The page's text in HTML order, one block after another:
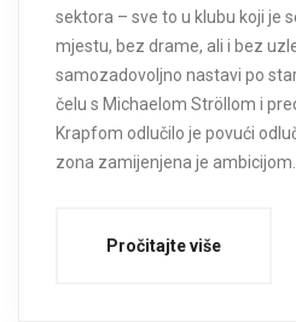
sektora – sve to u klubu koji je
mjestu, bez drame, ali i bez
samozadovoljno nastavi po
čelu s Michaelom Ströllom i
Krapfom odlučilo je povući
zona zamijenjena je ambicijom.
Pročitajte više